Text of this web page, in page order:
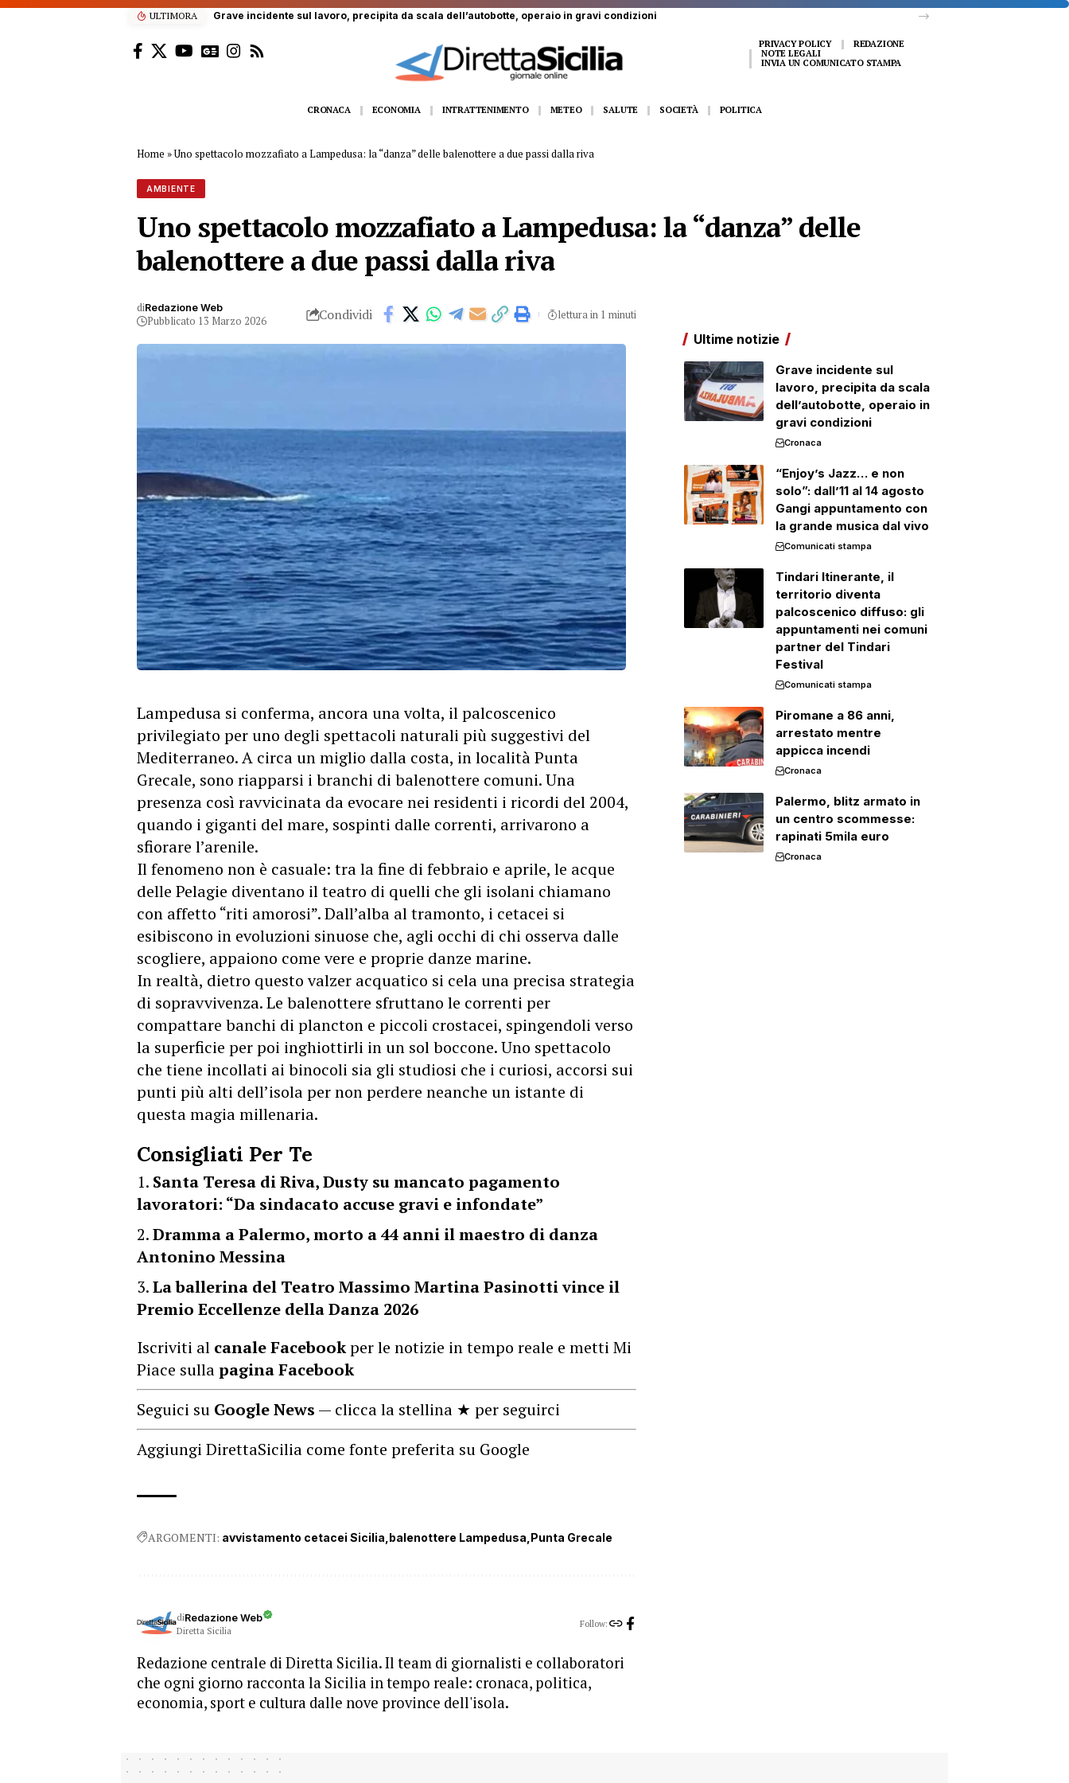
ULTIMORA “Enjoy’s Jazz… e non solo”: dall’11 al 14 agosto Gangi appuntamento con la grande musica dal vivo
PRIVACY POLICY
REDAZIONE
NOTE LEGALI
INVIA UN COMUNICATO STAMPA
CRONACA ECONOMIA INTRATTENIMENTO METEO SALUTE SOCIETÀ POLITICA
Home »Uno spettacolo mozzafiato a Lampedusa: la “danza” delle balenottere a due passi dalla riva
AMBIENTE
Uno spettacolo mozzafiato a Lampedusa: la “danza” delle
balenottere a due passi dalla riva
diRedazione Web
Pubblicato 13 Marzo 2026 Condividi lettura in 1 minuti
Lampedusa si conferma, ancora una volta, il palcoscenico
privilegiato per uno degli spettacoli naturali più suggestivi del
Mediterraneo. A circa un miglio dalla costa, in località Punta
Grecale, sono riapparsi i branchi di balenottere comuni. Una
presenza così ravvicinata da evocare nei residenti i ricordi del 2004,
quando i giganti del mare, sospinti dalle correnti, arrivarono a
sfiorare l’arenile.
Il fenomeno non è casuale: tra la fine di febbraio e aprile, le acque
delle Pelagie diventano il teatro di quelli che gli isolani chiamano
con affetto “riti amorosi”. Dall’alba al tramonto, i cetacei si
esibiscono in evoluzioni sinuose che, agli occhi di chi osserva dalle
scogliere, appaiono come vere e proprie danze marine.
In realtà, dietro questo valzer acquatico si cela una precisa strategia
di sopravvivenza. Le balenottere sfruttano le correnti per
compattare banchi di plancton e piccoli crostacei, spingendoli verso
la superficie per poi inghiottirli in un sol boccone. Uno spettacolo
che tiene incollati ai binocoli sia gli studiosi che i curiosi, accorsi sui
punti più alti dell’isola per non perdere neanche un istante di
questa magia millenaria.
Consigliati Per Te
Santa Teresa di Riva, Dusty su mancato pagamento
lavoratori: “Da sindacato accuse gravi e infondate”
Dramma a Palermo, morto a 44 anni il maestro di danza
Antonino Messina
La ballerina del Teatro Massimo Martina Pasinotti vince il
Premio Eccellenze della Danza 2026
Iscriviti al canale Facebookper le notizie in tempo reale e metti Mi
Piace sullapagina Facebook
Seguici su Google News — clicca la stellina ★ per seguirci
Aggiungi DirettaSicilia come fonte preferita su Google
ARGOMENTI: avvistamento cetacei Sicilia balenottere Lampedusa Punta Grecale
diRedazione Web
Diretta Sicilia
Follow:
Redazione centrale di Diretta Sicilia. Il team di giornalisti e collaboratori
che ogni giorno racconta la Sicilia in tempo reale: cronaca, politica,
economia, sport e cultura dalle nove province dell'isola.
Ultime notizie
Grave incidente sul
lavoro, precipita da scala
dell’autobotte, operaio in
gravi condizioni
Cronaca
“Enjoy’s Jazz… e non
solo”: dall’11 al 14 agosto
Gangi appuntamento con
la grande musica dal vivo
Comunicati stampa
Tindari Itinerante, il
territorio diventa
palcoscenico diffuso: gli
appuntamenti nei comuni
partner del Tindari
Festival
Comunicati stampa
Piromane a 86 anni,
arrestato mentre
appicca incendi
Cronaca
Palermo, blitz armato in
un centro scommesse:
rapinati 5mila euro
Cronaca